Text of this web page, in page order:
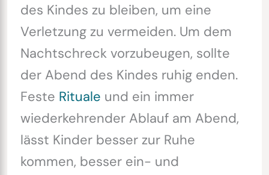
des Kindes zu bleiben, um eine
Verletzung zu vermeiden. Um dem
Nachtschreck vorzubeugen, sollte
der Abend des Kindes ruhig enden.
Feste Rituale und ein immer
wiederkehrender Ablauf am Abend,
lässt Kinder besser zur Ruhe
kommen, besser ein- und